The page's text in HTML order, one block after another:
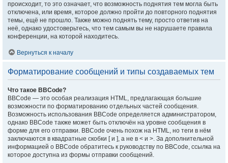
происходит, то это означает, что возможность поднятия тем могла быть
отключена, или время, которое должно пройти до повторного поднятия
темы, ещё не прошло. Также можно поднять тему, просто ответив на
неё, однако удостоверьтесь, что тем самым вы не нарушаете правила
конференции, на которой находитесь.
Вернуться к началу
Форматирование сообщений и типы создаваемых тем
Что такое BBCode?
BBCode — это особая реализация HTML, предлагающая большие
возможности по форматированию отдельных частей сообщения.
Возможность использования BBCode определяется администратором,
однако BBCode также может быть отключён на уровне сообщения в
форме для его отправки. BBCode очень похож на HTML, но теги в нём
заключаются в квадратные скобки [ и ], а не в < и >. За дополнительной
информацией о BBCode обратитесь к руководству по BBCode, ссылка на
которое доступна из формы отправки сообщений.